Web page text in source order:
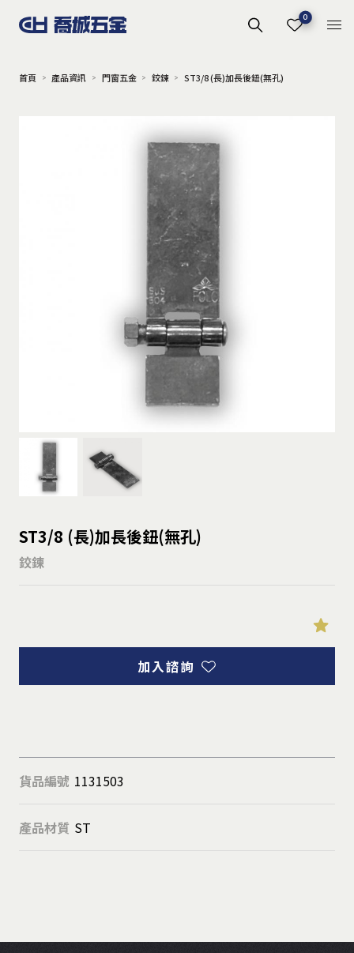
0
首頁 產品資訊 門窗五金 鉸鍊 ST3/8 (長)加長後鈕(無孔)
ST3/8 (長)加長後鈕(無孔)
鉸鍊
加入諮詢
貨品編號 1131503
產品材質 ST